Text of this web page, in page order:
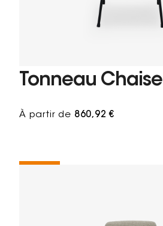
Tonneau Chaise
À partir de 860,92 €